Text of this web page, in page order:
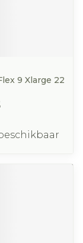
9 Xlarge 22